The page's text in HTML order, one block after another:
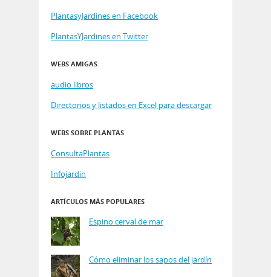
PlantasyJardines en Facebook
PlantasYJardines en Twitter
WEBS AMIGAS
audio libros
Directorios y listados en Excel para descargar
WEBS SOBRE PLANTAS
ConsultaPlantas
Infojardin
ARTÍCULOS MÁS POPULARES
Espino cerval de mar
Cómo eliminar los sapos del jardín